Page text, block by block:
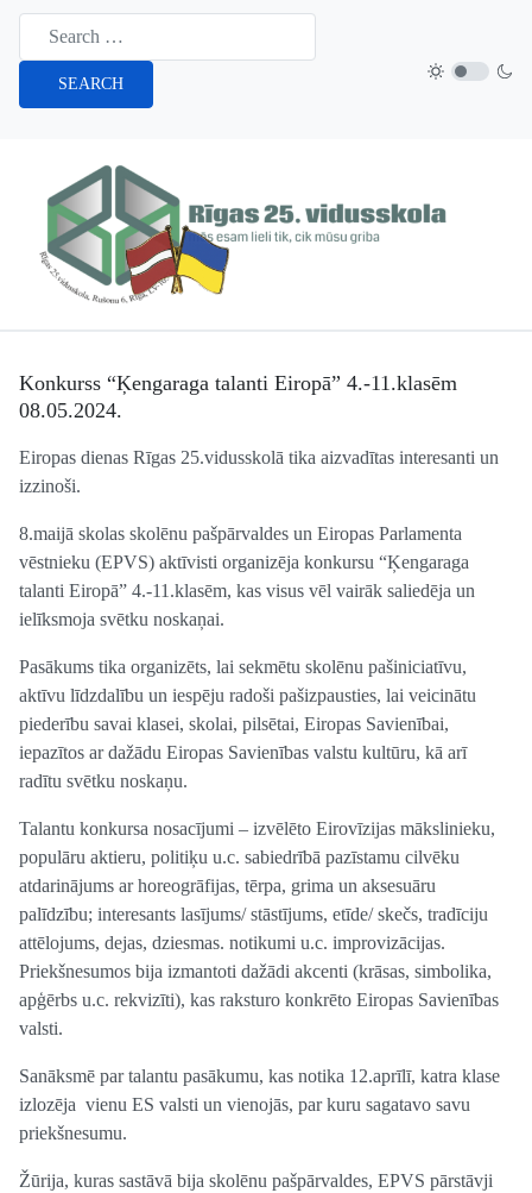
SEARCH
Konkurss “Ķengaraga talanti Eiropā” 4.-11.klasēm
08.05.2024.
Eiropas dienas Rīgas 25.vidusskolā tika aizvadītas interesanti un
izzinoši.
8.maijā skolas skolēnu pašpārvaldes un Eiropas Parlamenta
vēstnieku (EPVS) aktīvisti organizēja konkursu “Ķengaraga
talanti Eiropā” 4.-11.klasēm, kas visus vēl vairāk saliedēja un
ielīksmoja svētku noskaņai.
Pasākums tika organizēts, lai sekmētu skolēnu pašiniciatīvu,
aktīvu līdzdalību un iespēju radoši pašizpausties, lai veicinātu
piederību savai klasei, skolai, pilsētai, Eiropas Savienībai,
iepazītos ar dažādu Eiropas Savienības valstu kultūru, kā arī
radītu svētku noskaņu.
Talantu konkursa nosacījumi – izvēlēto Eirovīzijas mākslinieku,
populāru aktieru, politiķu u.c. sabiedrībā pazīstamu cilvēku
atdarinājums ar horeogrāfijas, tērpa, grima un aksesuāru
palīdzību; interesants lasījums/ stāstījums, etīde/ skečs, tradīciju
attēlojums, dejas, dziesmas. notikumi u.c. improvizācijas.
Priekšnesumos bija izmantoti dažādi akcenti (krāsas, simbolika,
apģērbs u.c. rekvizīti), kas raksturo konkrēto Eiropas Savienības
valsti.
Sanāksmē par talantu pasākumu, kas notika 12.aprīlī, katra klase
izlozēja vienu ES valsti un vienojās, par kuru sagatavo savu
priekšnesumu.
Žūrija, kuras sastāvā bija skolēnu pašpārvaldes, EPVS pārstāvji